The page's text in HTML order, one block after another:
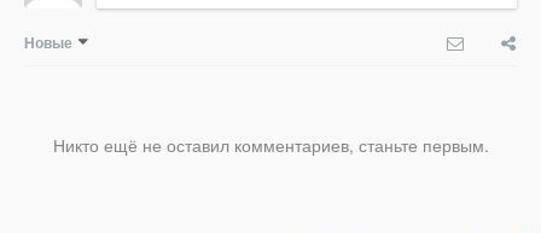
Новые
Никто ещё не оставил комментариев, станьте первым.